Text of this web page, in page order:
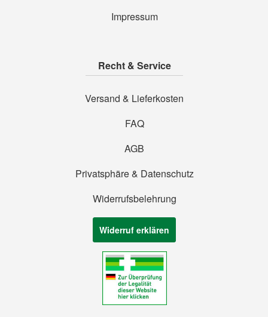
Impressum
Recht & Service
Versand & Lieferkosten
FAQ
AGB
Privatsphäre & Datenschutz
Widerrufsbelehrung
Widerruf erklären